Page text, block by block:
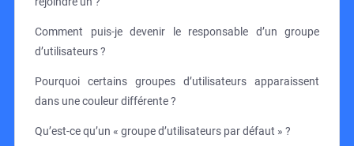
Comment puis-je devenir le responsable d’un groupe
d’utilisateurs ?
Pourquoi certains groupes d’utilisateurs apparaissent
dans une couleur différente ?
Qu’est-ce qu’un « groupe d’utilisateurs par défaut » ?